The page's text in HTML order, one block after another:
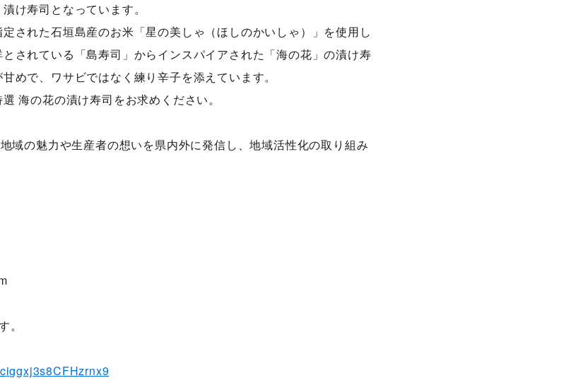
け寿司となっています。
された石垣島産のお米「星の美しゃ（ほしのかいしゃ）」を使用し
されている「島寿司」からインスパイアされた「海の花」の漬け寿
めで、ワサビではなく練り辛子を添えています。
海の花の漬け寿司をお求めください。
域の魅力や生産者の想いを県内外に発信し、地域活性化の取り組み